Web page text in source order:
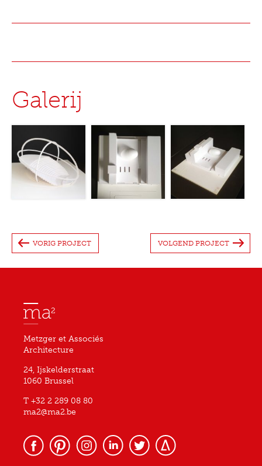
Galerij
VORIG PROJECT VOLGEND PROJECT
Metzger et Associés
Architecture
24, Ijskelderstraat
1060 Brussel
T +32 2 289 08 80
ma2@ma2.be